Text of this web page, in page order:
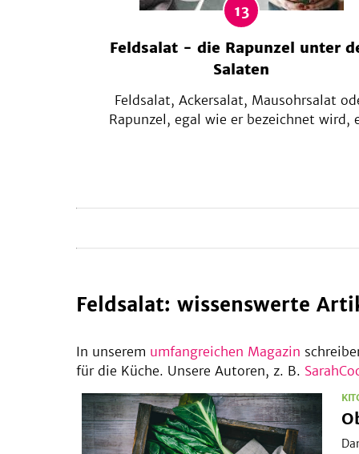
13
Feldsalat - die Rapunzel unter
Salaten
Feldsalat, Ackersalat, Mausohrsalat
Rapunzel, egal wie er bezeichnet wird,
Feldsalat: wissenswerte
In unserem umfangreichen Magazin
für die Küche. Unsere Autoren, z. B.
Obst
und
Gemüse